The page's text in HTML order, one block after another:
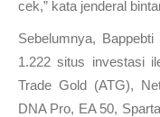
cek,” kata jenderal
Sebelumnya,
1.222 situs investasi
Trade Gold (ATG),
DNA Pro, EA 50,